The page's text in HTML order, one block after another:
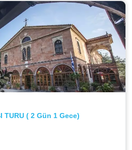
TURU ( 2 Gün 1 Gece)